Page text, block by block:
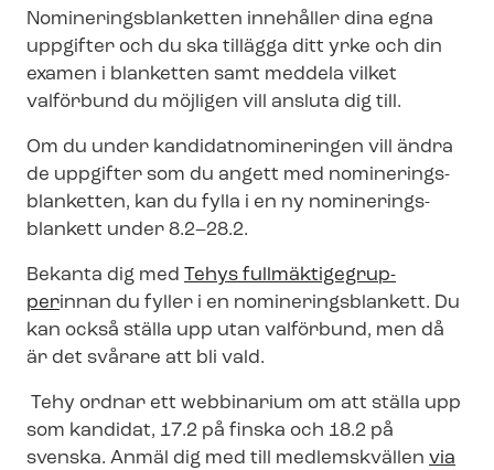
No­mi­ne­rings­blan­ket­ten innehåller dina egna
uppgifter och du ska tillägga ditt yrke och din
examen i blanketten samt meddela vilket
valförbund du möjligen vill ansluta dig till.
Om du under kan­di­dat­no­mi­ne­ring­en vill ändra
de uppgifter som du angett med no­mi­ne­rings­
blan­ket­ten, kan du fylla i en ny no­mi­ne­rings­
blan­kett under 8.2–28.2.
Bekanta dig med Tehys full­mäk­ti­ge­grup­
perinnan du fyller i en no­mi­ne­rings­blan­kett. Du
kan också ställa upp utan valförbund, men då
är det svårare att bli vald.
Tehy ordnar ett webbinarium om att ställa upp
som kandidat, 17.2 på finska och 18.2 på
svenska. Anmäl dig med till medlemskvällen via